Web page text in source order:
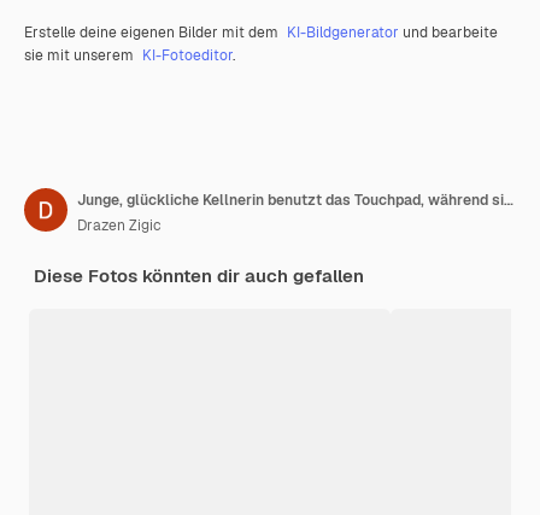
Erstelle deine eigenen Bilder mit dem KI-Bildgenerator und bearbeite
sie mit unserem KI-Fotoeditor.
Junge, glückliche Kellnerin benutzt das Touchpad, während sie in einem Café arbeitet
Drazen Zigic
Diese Fotos könnten dir auch gefallen